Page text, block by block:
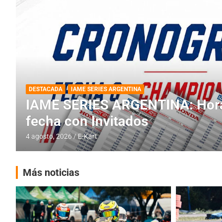
DESTACADA INFORME CENTRAL RMC BUENOS AIRES
RMC BUENOS AIRES: Cerró
histórica en Baradero
4 agosto, 2026 E-Kart
Más noticias